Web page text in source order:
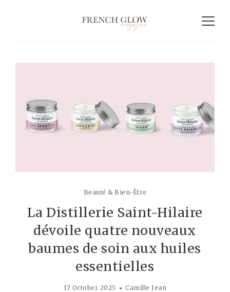
Beauté & Bien-Être
La Distillerie Saint-Hilaire
dévoile quatre nouveaux
baumes de soin aux huiles
essentielles
17 October 2025 Camille Jean